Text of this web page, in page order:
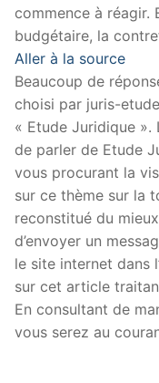
commence à réagir.
budgétaire, la
Aller à la source
Beaucoup de
choisi par juris-
« Etude Juridique
de parler de Etude
vous procurant la
sur ce thème sur la
reconstitué du
d’envoyer un
le site internet dans
sur cet article
En consultant de
vous serez au